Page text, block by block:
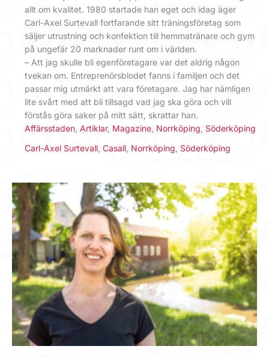
allt om kvalitet. 1980 startade han eget och idag äger
Carl-Axel Surtevall fortfarande sitt träningsföretag som
säljer utrustning och konfektion till hemmatränare och gym
på ungefär 20 marknader runt om i världen.
– Att jag skulle bli egenföretagare var det aldrig någon
tvekan om. Entreprenörsblodet fanns i familjen och det
passar mig utmärkt att vara företagare. Jag har nämligen
lite svårt med att bli tillsagd vad jag ska göra och vill
förstås göra saker på mitt sätt, skrattar han.
Affärsstaden Artiklar, Magazine Norrköping Söderköping
Carl-Axel Surtevall Casall Norrköping Söderköping